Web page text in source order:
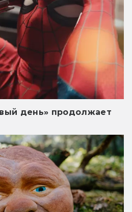
день» продолжает